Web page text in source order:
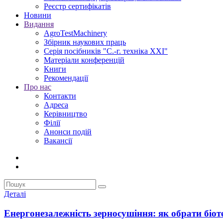
Реєстр сертифікатів
Новини
Видання
AgroTestMachinery
Збірник наукових праць
Серія посібників "С.-г. техніка XXI"
Матеріали конференцій
Книги
Рекомендації
Про нас
Контакти
Адреса
Керівництво
Філії
Анонси подій
Вакансії
Деталі
Енергонезалежність зерносушіння: як обрати